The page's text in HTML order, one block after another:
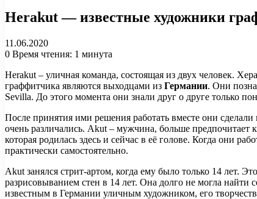
Herakut — известные художники
11.06.2020
0 Время чтения: 1 минута
Herakut – уличная команда, состоящая из двух человек.
граффитчика являются выходцами из Германии. Они
Sevilla. До этого момента они знали друг о друге только
После принятия ими решения работать вместе они
очень различались. Akut – мужчина, больше
которая родилась здесь и сейчас в её голове. Когда они
практически самостоятельно.
Akut занялся стрит-артом, когда ему было только 14 лет.
разрисовыванием стен в 14 лет. Она долго не могла найти
известным в Германии уличным художником, его